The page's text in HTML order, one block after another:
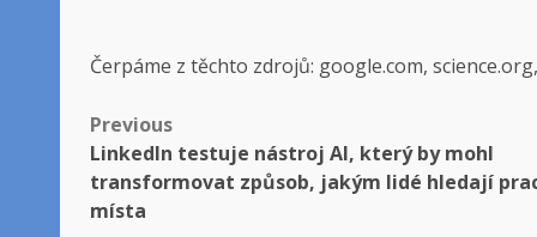
Čerpáme z těchto zdrojů: google.com,
Post
navigation
Previous
LinkedIn testuje nástroj AI, který by mohl
transformovat způsob, jakým lidé hledají
místa